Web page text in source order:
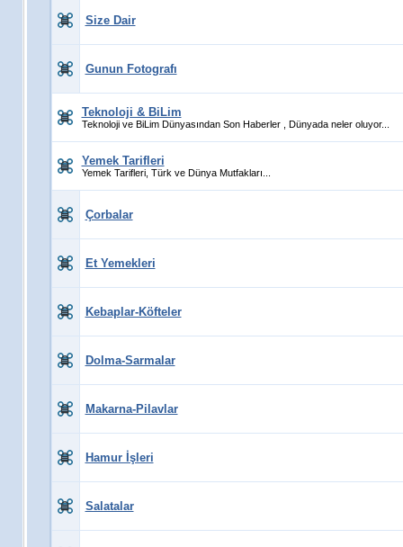
Size Dair
Gunun Fotografı
Teknoloji & BiLim
Teknoloji ve BiLim Dünyasından Son Haberler , Dünyada neler oluyor...
Yemek Tarifleri
Yemek Tarifleri, Türk ve Dünya Mutfakları...
Çorbalar
Et Yemekleri
Kebaplar-Köfteler
Dolma-Sarmalar
Makarna-Pilavlar
Hamur İşleri
Salatalar